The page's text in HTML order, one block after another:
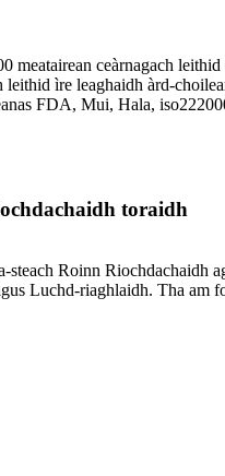
meatairean ceàrnagach
ìre leaghaidh àrd-
FDA, Mui, Hala,
toraidh
Roinn Riochdachaidh
Luchd-riaghlaidh. Tha am